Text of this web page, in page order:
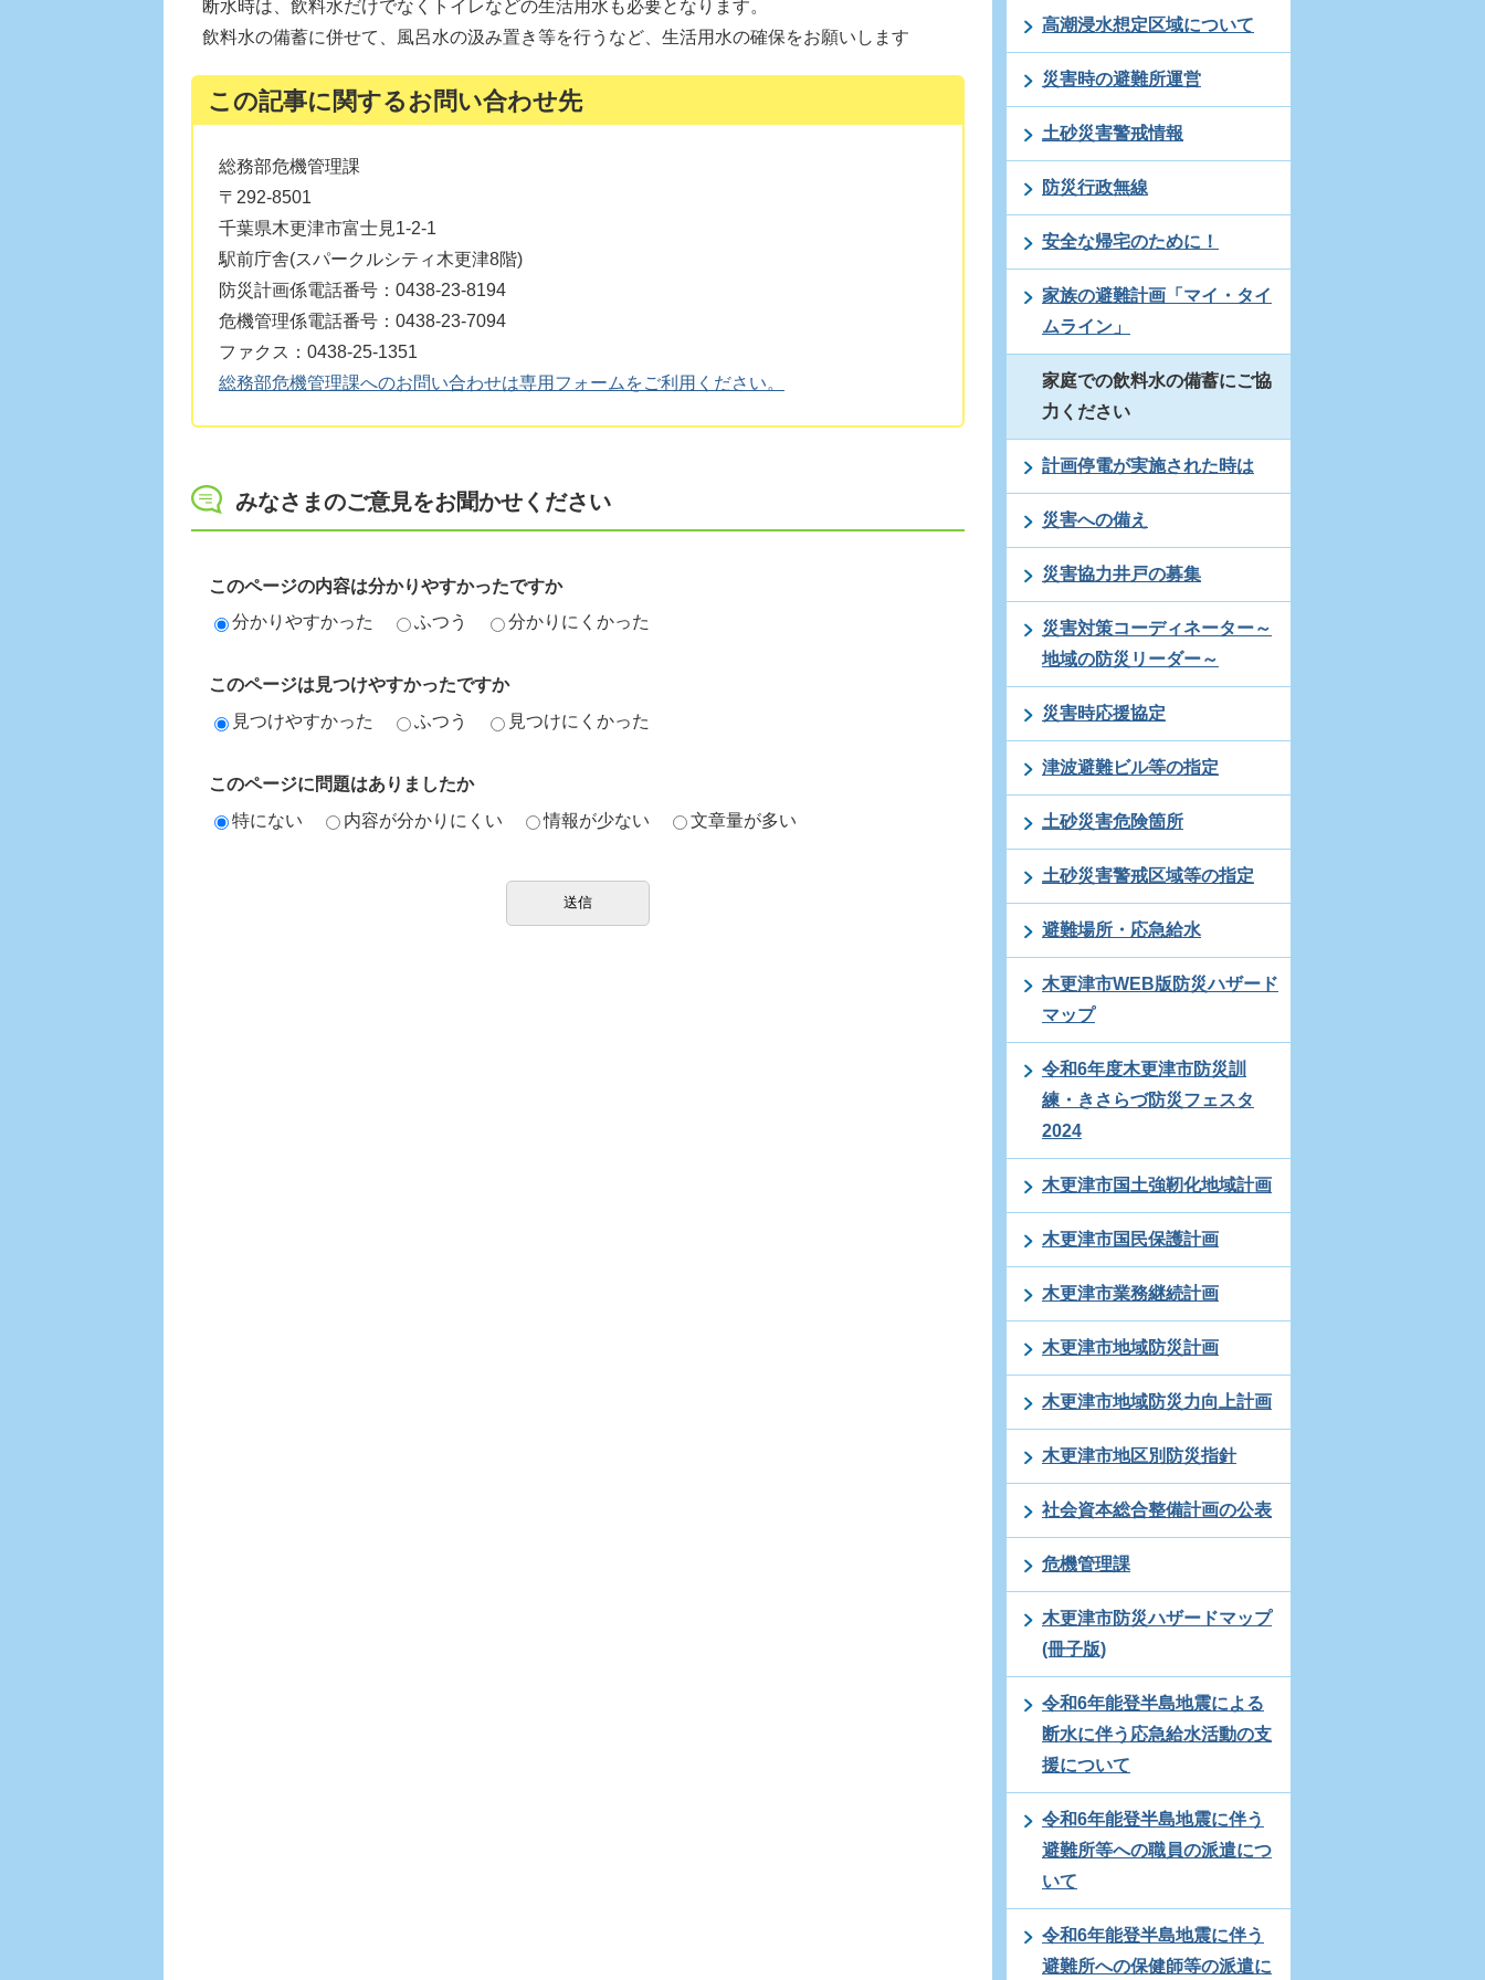
断水時は、飲料水だけでなくトイレなどの生活用水も必要となります。
飲料水の備蓄に併せて、風呂水の汲み置き等を行うなど、生活用水の確保をお願いします
この記事に関するお問い合わせ先
総務部危機管理課
〒292-8501
千葉県木更津市富士見1-2-1
駅前庁舎(スパークルシティ木更津8階)
防災計画係電話番号：0438-23-8194
危機管理係電話番号：0438-23-7094
ファクス：0438-25-1351
総務部危機管理課へのお問い合わせは専用フォームをご利用ください。
みなさまのご意見をお聞かせください
このページの内容は分かりやすかったですか
分かりやすかった
ふつう 分かりにくかった
このページは見つけやすかったですか
見つけやすかった
ふつう 見つけにくかった
このページに問題はありましたか
特にない
内容が分かりにくい 情報が少ない 文章量が多い
高潮浸水想定区域について
災害時の避難所運営
土砂災害警戒情報
防災行政無線
安全な帰宅のために！
家族の避難計画「マイ・タイ
ムライン」
家庭での飲料水の備蓄にご協
力ください
計画停電が実施された時は
災害への備え
災害協力井戸の募集
災害対策コーディネーター～
地域の防災リーダー～
災害時応援協定
津波避難ビル等の指定
土砂災害危険箇所
土砂災害警戒区域等の指定
避難場所・応急給水
木更津市WEB版防災ハザード
マップ
令和6年度木更津市防災訓
練・きさらづ防災フェスタ
2024
木更津市国土強靭化地域計画
木更津市国民保護計画
木更津市業務継続計画
木更津市地域防災計画
木更津市地域防災力向上計画
木更津市地区別防災指針
社会資本総合整備計画の公表
危機管理課
木更津市防災ハザードマップ
(冊子版)
令和6年能登半島地震による
断水に伴う応急給水活動の支
援について
令和6年能登半島地震に伴う
避難所等への職員の派遣につ
いて
令和6年能登半島地震に伴う
避難所への保健師等の派遣に